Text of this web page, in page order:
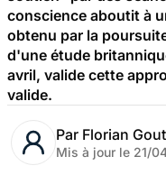
conscience aboutit à
obtenu par la
d'une étude
avril, valide cette
valide.
Par Florian
Mis à jour le 21/